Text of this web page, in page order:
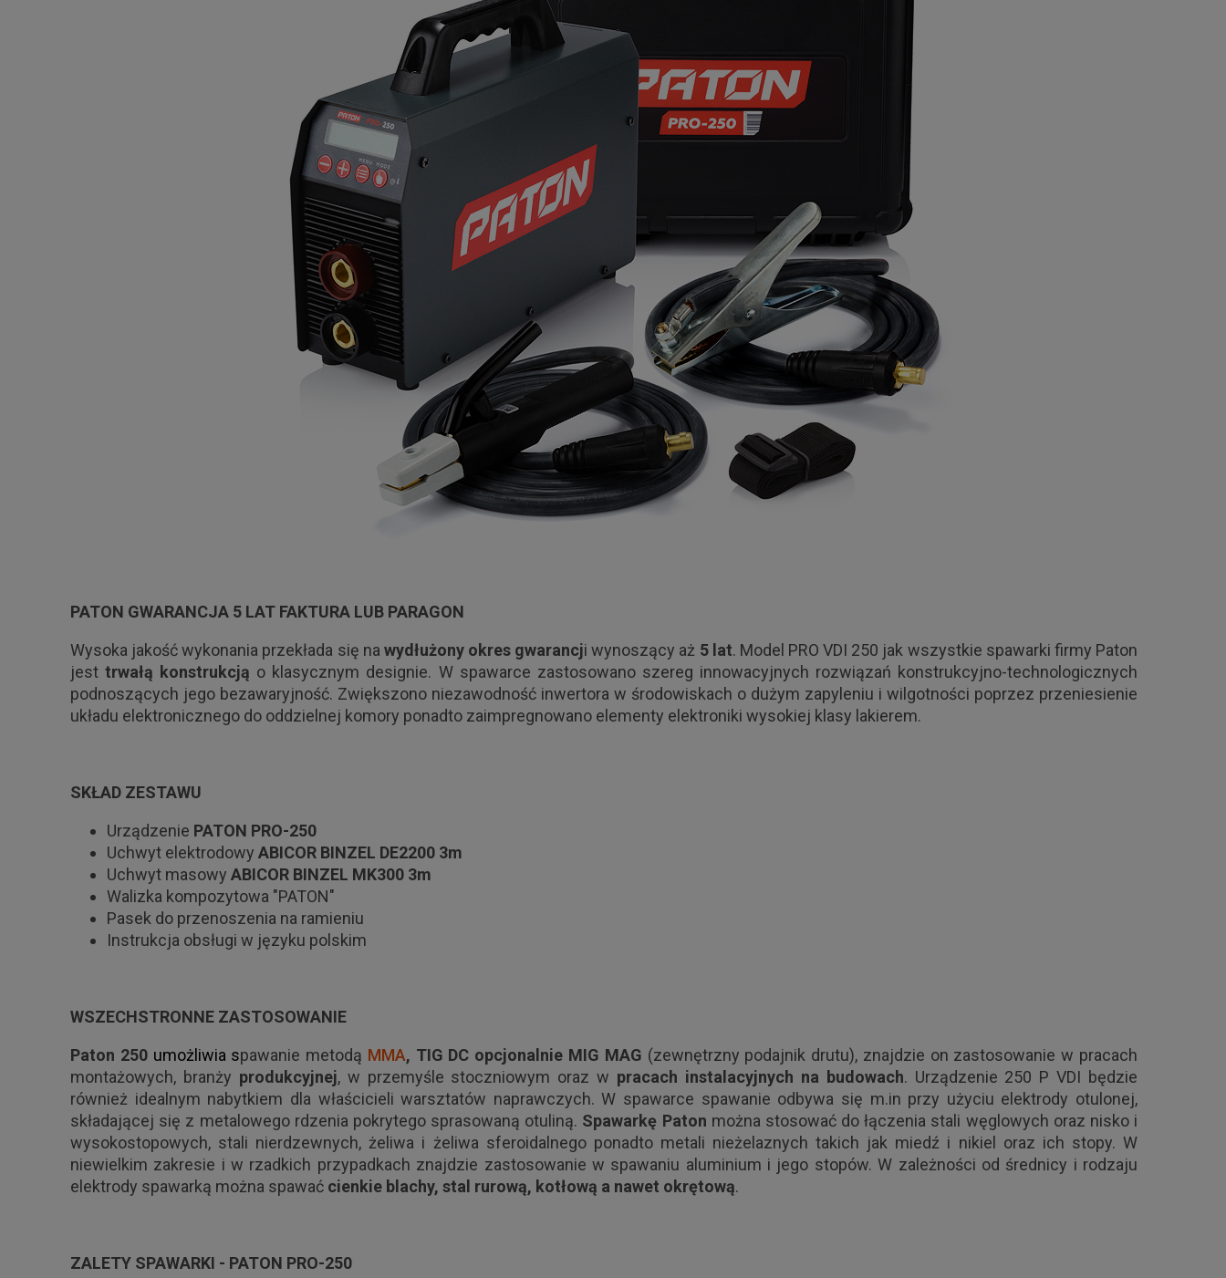
PATON GWARANCJA 5 LAT FAKTURA LUB PARAGON
Wysoka jakość wykonania przekłada się na wydłużony okres gwarancji wynoszący aż 5 lat. Model PRO VDI 250 jak wszystkie spawarki firmy Paton
jesttrwałą konstrukcją o klasycznym designie. W spawarce zastosowano szereg innowacyjnych rozwiązań konstrukcyjno-technologicznych
podnoszących jego bezawaryjność. Zwiększono niezawodność inwertora w środowiskach o dużym zapyleniu i wilgotności poprzez przeniesienie
układu elektronicznego do oddzielnej komory ponadto zaimpregnowano elementy elektroniki wysokiej klasy lakierem.
SKŁAD ZESTAWU
Urządzenie PATON PRO-250
Uchwyt elektrodowy ABICOR BINZEL DE2200 3m
Uchwyt masowy ABICOR BINZEL MK300 3m
Walizka kompozytowa "PATON"
Pasek do przenoszenia na ramieniu
Instrukcja obsługi w języku polskim
WSZECHSTRONNE ZASTOSOWANIE
Paton 250umożliwia spawanie metodą MMA, TIG DC opcjonalnie MIG MAG (zewnętrzny podajnik drutu), znajdzie on zastosowanie w pracach
montażowych, branży produkcyjnej, w przemyśle stoczniowym oraz w pracach instalacyjnych na budowach. Urządzenie 250 P VDI będzie
również idealnym nabytkiem dla właścicieli warsztatów naprawczych. W spawarce spawanie odbywa się m.in przy użyciu elektrody otulonej,
składającej się z metalowego rdzenia pokrytego sprasowaną otuliną. Spawarkę Paton można stosować do łączenia stali węglowych oraz nisko i
wysokostopowych, stali nierdzewnych, żeliwa i żeliwa sferoidalnego ponadto metali nieżelaznych takich jak miedź i nikiel oraz ich stopy. W
niewielkim zakresie i w rzadkich przypadkach znajdzie zastosowanie w spawaniu aluminium i jego stopów. W zależności od średnicy i rodzaju
elektrody spawarką można spawać cienkie blachy, stal rurową, kotłową a nawet okrętową.
ZALETY SPAWARKI - PATON PRO-250